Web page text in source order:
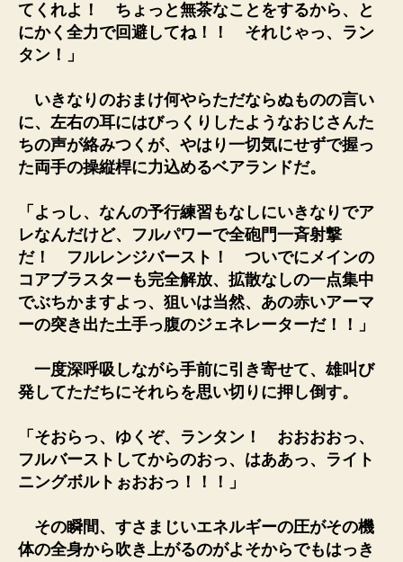
てくれよ！ ちょっと無茶なことをするから、と
にかく全力で回避してね！！ それじゃっ、ラン
タン！」
いきなりのおまけ何やらただならぬものの言い
に、左右の耳にはびっくりしたようなおじさんた
ちの声が絡みつくが、やはり一切気にせずで握っ
た両手の操縦桿に力込めるベアランドだ。
「よっし、なんの予行練習もなしにいきなりでア
レなんだけど、フルパワーで全砲門一斉射撃
だ！ フルレンジバースト！ ついでにメインの
コアブラスターも完全解放、拡散なしの一点集中
でぶちかますよっ、狙いは当然、あの赤いアーマ
ーの突き出た土手っ腹のジェネレーターだ！！」
一度深呼吸しながら手前に引き寄せて、雄叫び
発してただちにそれらを思い切りに押し倒す。
「そおらっ、ゆくぞ、ランタン！ おおおおっ、
フルバーストしてからのおっ、はああっ、ライト
ニングボルトぉおおっ！！！」
その瞬間、すさまじいエネルギーの圧がその機
体の全身から吹き上がるのがよそからでもはっき